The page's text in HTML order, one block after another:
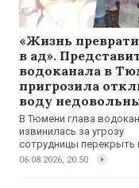
«Жизнь
в ад».
водоканала в
пригрозила
воду
В Тюмени глава
извинилась за угрозу
сотрудницы перекрыть
06.08.2026, 20:50